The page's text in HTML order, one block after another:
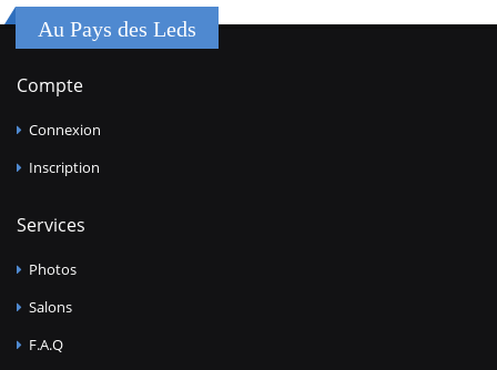
Au Pays des Leds
Compte
Connexion
Inscription
Services
Photos
Salons
F.A.Q